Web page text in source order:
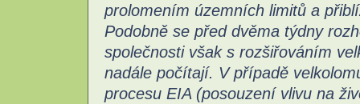
prolomením územních limitů a
Podobně se před dvěma týdny
společnosti však s rozšiřováním
nadále počítají. V případě
procesu EIA (posouzení vlivu na